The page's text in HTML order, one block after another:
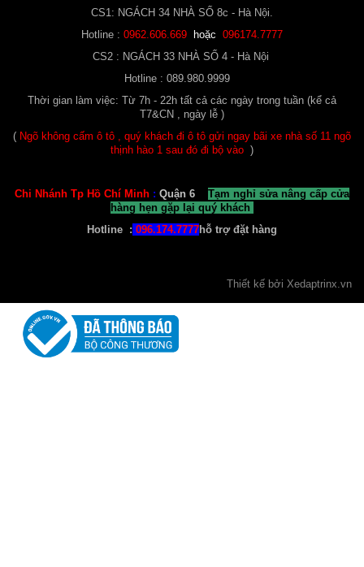
Xe Đạp Nũ Xaming
1.300.000 ₫
Xe Đạp Nữ Xaming
CS1: NGÁCH 34 NHÀ SỐ 8c - Hà Nội.
Hotline : 0962.606.669 hoặc 096174.7777
CS2 : NGÁCH 33 NHÀ SỐ 4 - Hà Nội
Hotline : 089.980.9999
Thời gian làm việc: Từ 7h - 22h tất cả các ngày trong tuần (kể cả
T7&CN , ngày lễ )
( Ngõ không cấm ô tô , quý khách đi ô tô gửi ngay bãi xe nhà số 11 ngõ
thịnh hào 1 sau đó đi bộ vào )
Chi Nhánh Tp Hồ Chí Minh : Quận 6 Tạm nghỉ sửa nâng cấp cửa
hàng hẹn gặp lại quý khách
Hotline : 096.174.7777hỗ trợ đặt hàng
Thiết kế bởi Xedaptrinx .vn